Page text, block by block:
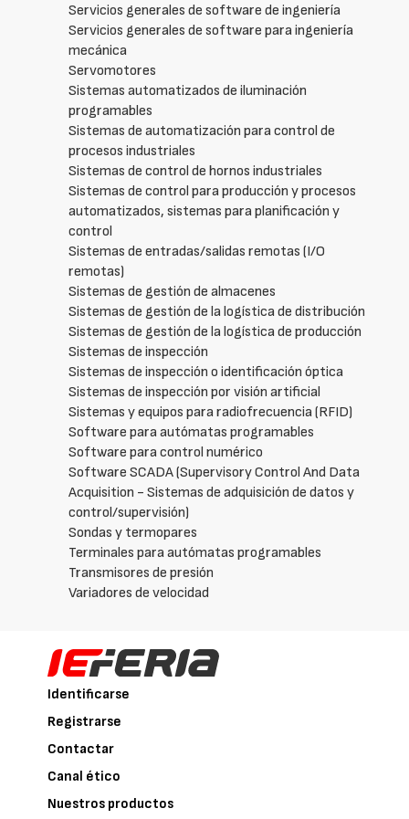
Servicios generales de software de ingeniería
Servicios generales de software para ingeniería
mecánica
Servomotores
Sistemas automatizados de iluminación
programables
Sistemas de automatización para control de
procesos industriales
Sistemas de control de hornos industriales
Sistemas de control para producción y procesos
automatizados, sistemas para planificación y
control
Sistemas de entradas/salidas remotas (I/O
remotas)
Sistemas de gestión de almacenes
Sistemas de gestión de la logística de distribución
Sistemas de gestión de la logística de producción
Sistemas de inspección
Sistemas de inspección o identificación óptica
Sistemas de inspección por visión artificial
Sistemas y equipos para radiofrecuencia (RFID)
Software para autómatas programables
Software para control numérico
Software SCADA (Supervisory Control And Data
Acquisition - Sistemas de adquisición de datos y
control/supervisión)
Sondas y termopares
Terminales para autómatas programables
Transmisores de presión
Variadores de velocidad
Identificarse
Registrarse
Contactar
Canal ético
Nuestros productos